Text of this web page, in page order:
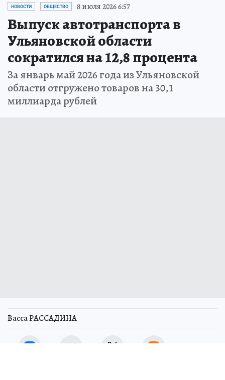
НОВОСТИ ОБЩЕСТВО 8 июля 2026 6:57
Выпуск автотранспорта в
Ульяновской области
сократился на 12,8 процента
За январь май 2026 года из Ульяновской
области отгружено товаров на 30,1
миллиарда рублей
Васса РАССАДИНА